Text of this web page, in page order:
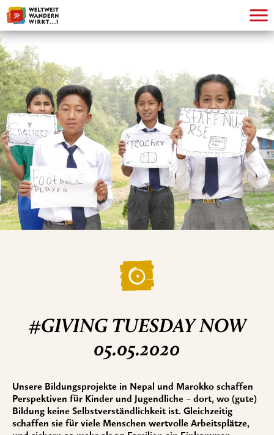
#GIVING TUESDAY NOW
05.05.2020
Unsere Bildungsprojekte in Nepal und Marokko schaffen
Perspektiven für Kinder und Jugendliche – dort, wo (gute)
Bildung keine Selbstverständlichkeit ist. Gleichzeitig
schaffen sie für viele Menschen wertvolle Arbeitsplätze,